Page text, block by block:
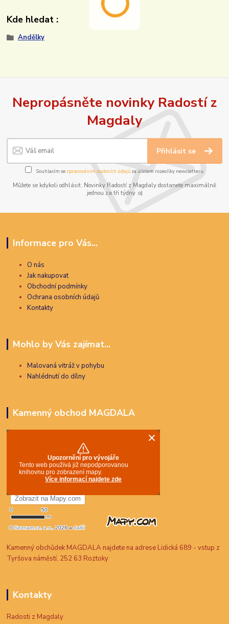
Kde hledat :
Andělky
Nepropásněte novinky Radostí z
Magdaly
Přihlásit se
Souhlasím se zpracováním osobních údajůza účelem rozesílky newsletteru.
Můžete se kdykoli odhlásit. Novinky Radostí z Magdaly dostanete maximálně
jednou za tři týdny :o)
Informace pro Vás...
O nás
Jak nakupovat
Obchodní podmínky
Ochrana osobních údajů
Kontakty
Mohlo by Vás zajímat...
Malovaná vitráž v pohybu
Nahlédnutí do dílny
Kamenný obchod MAGDALA
Kamenný obchůdek MAGDALA najdete na adrese Lidická 689 - vstup z
Tyršova náměstí, 252 63 Roztoky
Kontakty
Radosti z Magdaly